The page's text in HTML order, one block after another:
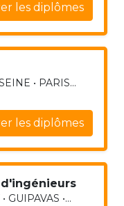
les diplômes
• PARIS...
les diplômes
d'ingénieurs
GUIPAVAS •...